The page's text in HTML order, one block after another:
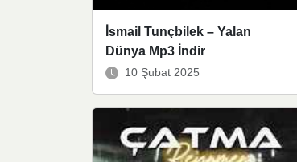
İsmail Tunçbilek – Yalan
Dünya Mp3 İndir
10 Şubat 2025